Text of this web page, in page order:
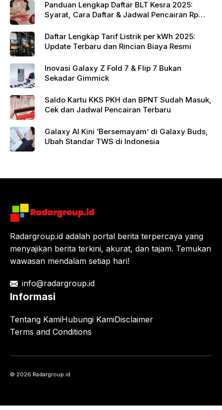
Panduan Lengkap Daftar BLT Kesra 2025:
Syarat, Cara Daftar & Jadwal Pencairan Rp
Daftar Lengkap Tarif Listrik per kWh 2025:
Update Terbaru dan Rincian Biaya Resmi
Inovasi Galaxy Z Fold 7 & Flip 7 Bukan
Sekadar Gimmick
Saldo Kartu KKS PKH dan BPNT Sudah Masuk,
Cek dan Jadwal Pencairan Terbaru
Galaxy AI Kini ‘Bersemayam’ di Galaxy Buds,
Ubah Standar TWS di Indonesia
Radargroup.id adalah portal berita terpercaya yang
menyajikan berita terkini, akurat, dan tajam. Temukan
wawasan mendalam setiap hari!
info@radargroup.id
Informasi
Tentang KamiHubungi KamiDisclaimer
Terms and Conditions
© 2026 Radargroup.id